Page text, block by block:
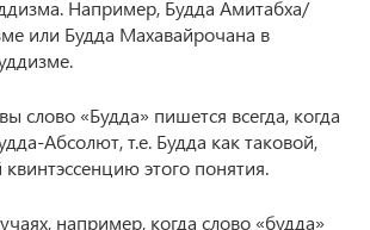
Например, Будда Амитабха/
или Будда Махавайрочана в
слово «Будда» пишется всегда, когда
Абсолют, т.е. Будда как таковой,
этого понятия.
например, когда слово «будда»